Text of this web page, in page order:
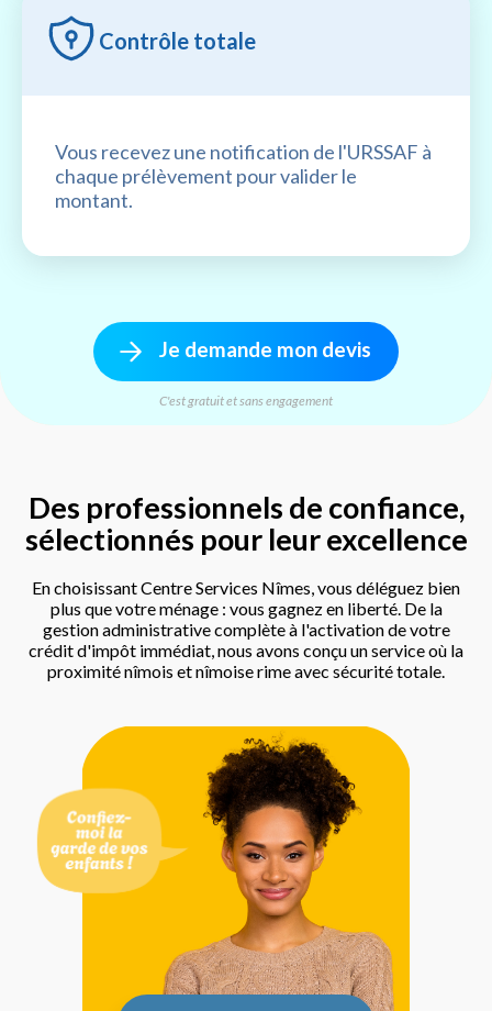
Contrôle totale
Vous recevez une notification de l'URSSAF à
chaque prélèvement pour valider le
montant.
Je demande mon devis
C'est gratuit et sans engagement
Des professionnels de confiance,
sélectionnés pour leur excellence
En choisissant Centre Services Nîmes, vous déléguez bien
plus que votre ménage : vous gagnez en liberté. De la
gestion administrative complète à l'activation de votre
crédit d'impôt immédiat, nous avons conçu un service où la
proximité nîmois et nîmoise rime avec sécurité totale.